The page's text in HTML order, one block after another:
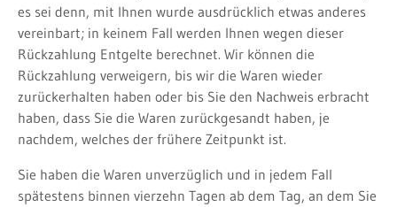
es sei denn, mit Ihnen wurde ausdrücklich etwas anderes
vereinbart; in keinem Fall werden Ihnen wegen dieser
Rückzahlung Entgelte berechnet. Wir können die
Rückzahlung verweigern, bis wir die Waren wieder
zurückerhalten haben oder bis Sie den Nachweis erbracht
haben, dass Sie die Waren zurückgesandt haben, je
nachdem, welches der frühere Zeitpunkt ist.
Sie haben die Waren unverzüglich und in jedem Fall
spätestens binnen vierzehn Tagen ab dem Tag, an dem Sie